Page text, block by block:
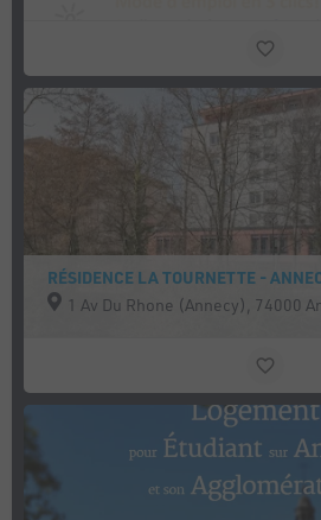
RÉSIDENCE LA TOURNETTE -
1 Av Du Rhone (Annecy), 74000